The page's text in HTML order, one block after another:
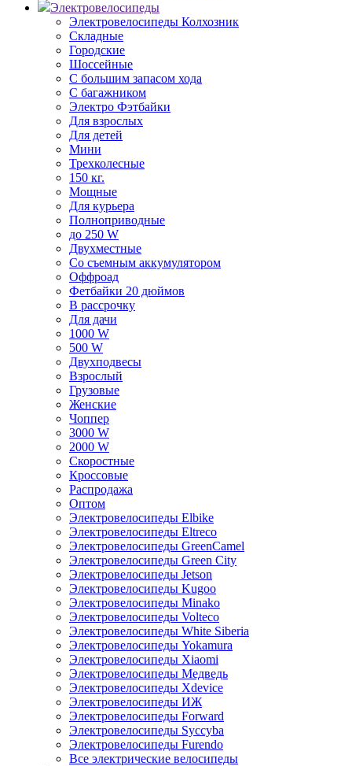
Электровелосипеды
Электровелосипеды Колхозник
Складные
Городские
Шоссейные
С большим запасом хода
С багажником
Электро Фэтбайки
Для взрослых
Для детей
Мини
Трехколесные
150 кг.
Мощные
Для курьера
Полноприводные
до 250 W
Двухместные
Со съемным аккумулятором
Оффроад
Фетбайки 20 дюймов
В рассрочку
Для дачи
1000 W
500 W
Двухподвесы
Взрослый
Грузовые
Женские
Чоппер
3000 W
2000 W
Скоростные
Кроссовые
Распродажа
Оптом
Электровелосипеды Elbike
Электровелосипеды Eltreco
Электровелосипеды GreenCamel
Электровелосипеды Green City
Электровелосипеды Jetson
Электровелосипеды Kugoo
Электровелосипеды Minako
Электровелосипеды Volteco
Электровелосипеды White Siberia
Электровелосипеды Yokamura
Электровелосипеды Xiaomi
Электровелосипеды Медведь
Электровелосипеды Xdevice
Электровелосипеды ИЖ
Электровелосипеды Forward
Электровелосипеды Syccyba
Электровелосипеды Furendo
Все электрические велосипеды